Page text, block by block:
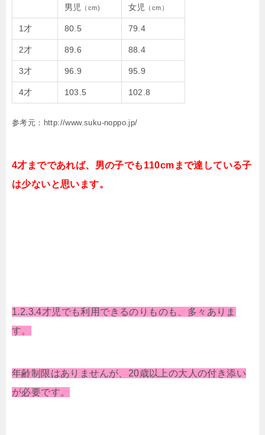
男児 （cm) 女児 （cm）
1才 80.5 79.4
2才 89.6 88.4
3才 96.9 95.9
4才 103.5 102.8
参考元：http://www.suku-noppo.jp/
4才までであれば、男の子でも110cmまで達している子
は少ないと思います。
1.2.3.4才児でも利用できるのりものも、多々ありま
す。
年齢制限はありませんが、20歳以上の大人の付き添い
が必要です。